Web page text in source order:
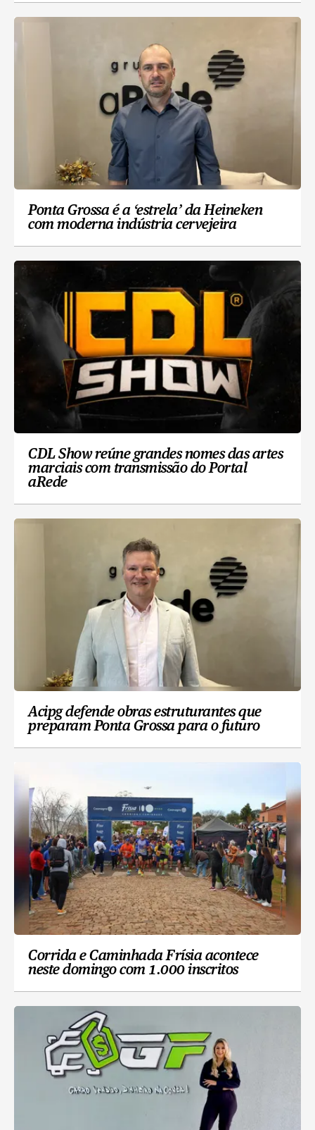
Ponta Grossa é a ‘estrela’ da Heineken
com moderna indústria cervejeira
CDL Show reúne grandes nomes das artes
marciais com transmissão do Portal
aRede
Acipg defende obras estruturantes que
preparam Ponta Grossa para o futuro
Corrida e Caminhada Frísia acontece
neste domingo com 1.000 inscritos